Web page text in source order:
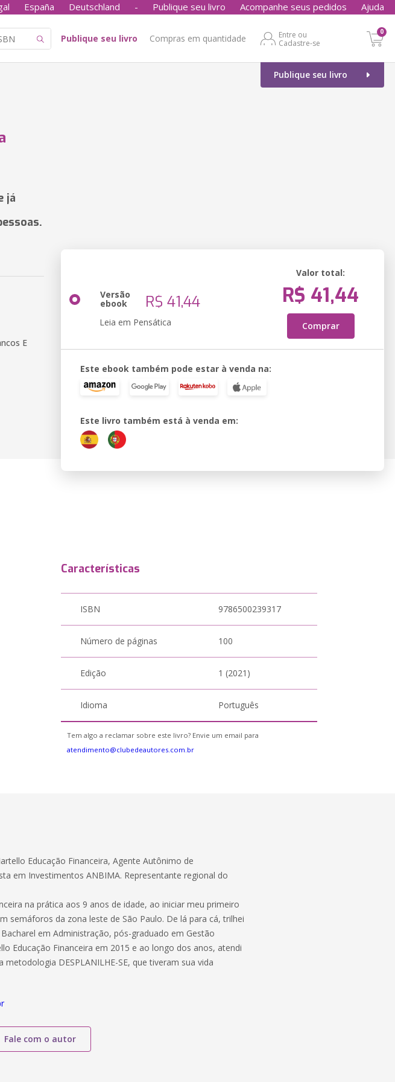
España Deutschland - Publique seu livro Acompanhe seus pedidos Ajuda
Publique seu livro Compras em quantidade
Entre ou
Cadastre-se
0
Publique seu livro
já
E
Versão
ebook R$ 41,44
Leia em Pensática
Valor total:
R$ 41,44
Comprar
Este ebook também pode estar à venda na:
Este livro também está à venda em:
Características
ISBN 9786500239317
Número de páginas 100
Edição 1 (2021)
Idioma Português
Tem algo a reclamar sobre este livro? Envie um email para
atendimento@clubedeautores.com.br
Educação Financeira, Agente Autônimo de
em Investimentos ANBIMA. Representante regional do
na prática aos 9 anos de idade, ao iniciar meu primeiro
semáforos da zona leste de São Paulo. De lá para cá, trilhei
em Administração, pós-graduado em Gestão
Educação Financeira em 2015 e ao longo dos anos, atendi
DESPLANILHE-SE, que tiveram sua vida
Fale com o autor